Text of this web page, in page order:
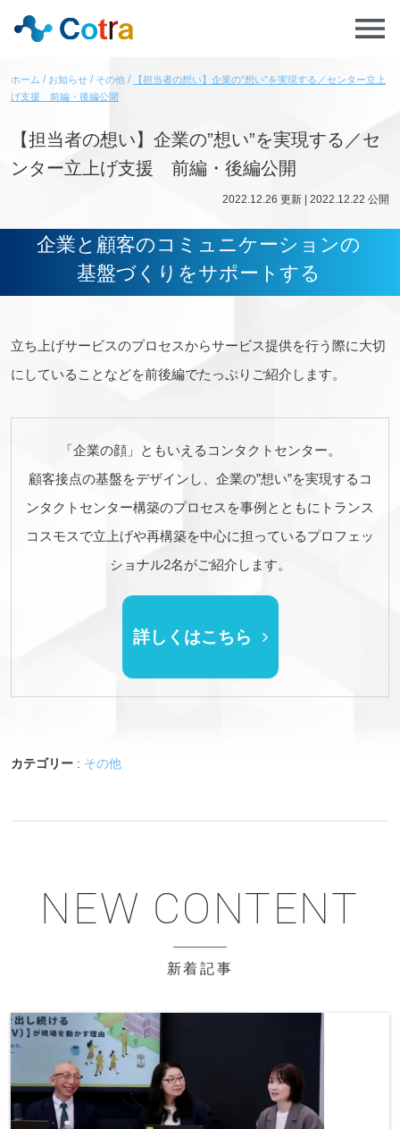
ホーム お知らせ その他
【担当者の想い】企業の”想い”を実現する／センター立上
げ支援 前編・後編公開
【担当者の想い】企業の”想い”を実現する／セ
ンター立上げ支援 前編・後編公開
2022.12.26 更新 | 2022.12.22 公開
企業と顧客のコミュニケーションの
基盤づくりをサポートする
立ち上げサービスのプロセスからサービス提供を行う際に大切
にしていることなどを前後編でたっぷりご紹介します。
「企業の顔」ともいえるコンタクトセンター。
顧客接点の基盤をデザインし、企業の”想い”を実現するコ
ンタクトセンター構築のプロセスを事例とともにトランス
コスモスで立上げや再構築を中心に担っているプロフェッ
ショナル2名がご紹介します。
詳しくはこちら
カテゴリー : その他
新着記事